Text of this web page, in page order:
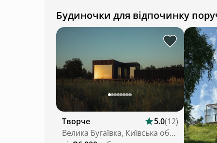
Будиночки для відпочинку
Творче 5.0(12)
Велика Бугаївка, Київська область